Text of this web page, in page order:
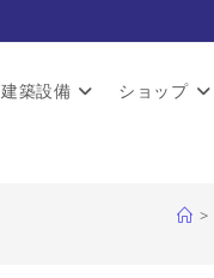
建築設備 ショップ
>